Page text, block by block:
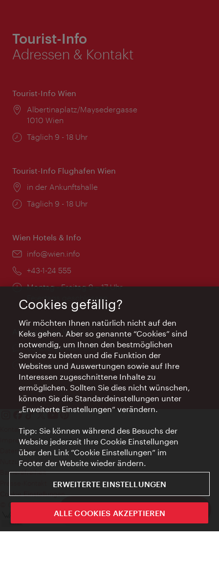
ivie - Die offizielle City Guide App
Tourist-Info
Adressen & Kontakt
Tourist-Info Wien
Ort:
Albertinaplatz/Maysedergasse
1010 Wien
Öffnungszeiten:
Täglich 9 - 18 Uhr
Tourist-Info Flughafen Wien
Ort:
in der Ankunftshalle
Öffnungszeiten:
Täglich 9 - 18 Uhr
Wien Hotels & Info
Email:
info@wien.info
Telefon:
+43-1-24 555
Öffnungszeiten:
Montag - Freitag 9 – 17 Uhr
Feiertags geschlossen
AI Concierge Wien
Ort:
concierge.wien.info
Öffnungszeiten:
Informationen rund um die Uhr
Kontakt
Impressum
Datenschutz
Nutzungsbedingungen
Barrierefreiheit
Cookie Einstellungen
© Copyright WienTourismus
Cookies gefällig?
Wir möchten Ihnen natürlich nicht auf den
Keks gehen. Aber so genannte “Cookies” sind
notwendig, um Ihnen den bestmöglichen
Service zu bieten und die Funktion der
Websites und Auswertungen sowie auf Ihre
Interessen zugeschnittene Inhalte zu
ermöglichen. Sollten Sie dies nicht wünschen,
können Sie die Standardeinstellungen unter
„Erweiterte Einstellungen“ verändern.
Tipp: Sie können während des Besuchs der
Website jederzeit Ihre Cookie Einstellungen
über den Link “Cookie Einstellungen” im
Footer der Website wieder ändern.
ERWEITERTE EINSTELLUNGEN
ALLE COOKIES AKZEPTIEREN